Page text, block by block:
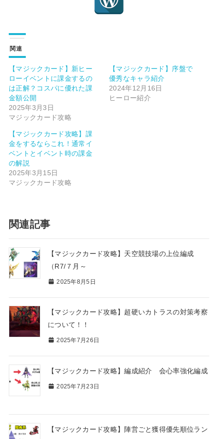
関連
【マジックカード】新ヒー
ローイベントに課金するの
は正解？コスパに優れた課
金額公開
2025年3月3日
マジックカード攻略
【マジックカード】序盤で
優秀なキャラ紹介
2024年12月16日
ヒーロー紹介
【マジックカード攻略】課
金をするならこれ！通常イ
ベントとイベント時の課金
の解説
2025年3月15日
マジックカード攻略
関連記事
【マジックカード攻略】天空競技場の上位編成
（R7/７月～
2025年8月5日
【マジックカード攻略】超硬いカトラスの対策考察
について！！
2025年7月26日
【マジックカード攻略】編成紹介 会心率強化編成
2025年7月23日
【マジックカード攻略】陣営ごと獲得優先順位ラン